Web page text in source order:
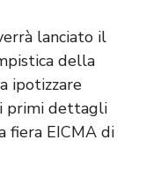
lanciato il
della
ipotizzare
i primi dettagli
fiera EICMA di